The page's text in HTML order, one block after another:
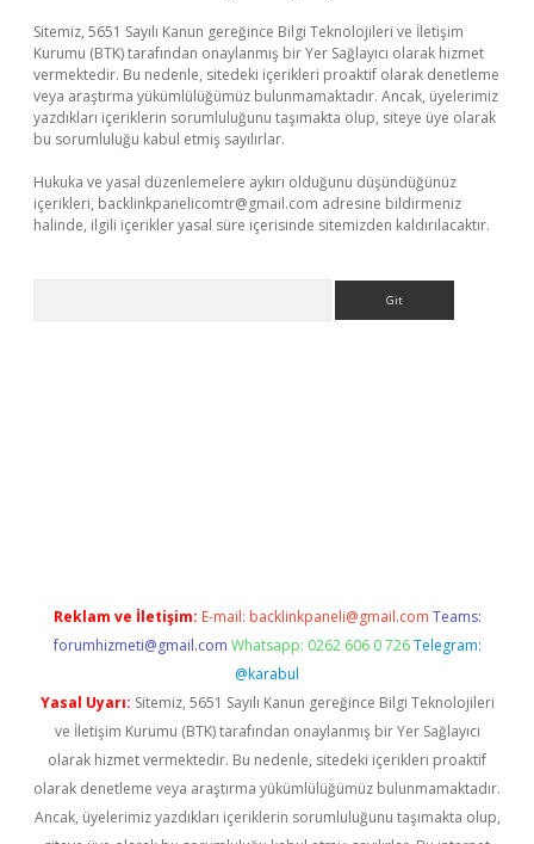
Sitemiz, 5651 Sayılı Kanun gereğince Bilgi Teknolojileri ve İletişim
Kurumu (BTK) tarafından onaylanmış bir Yer Sağlayıcı olarak hizmet
vermektedir. Bu nedenle, sitedeki içerikleri proaktif olarak denetleme
veya araştırma yükümlülüğümüz bulunmamaktadır. Ancak, üyelerimiz
yazdıkları içeriklerin sorumluluğunu taşımakta olup, siteye üye olarak
bu sorumluluğu kabul etmiş sayılırlar.
Hukuka ve yasal düzenlemelere aykırı olduğunu düşündüğünüz
içerikleri, backlinkpanelicomtr@gmail.com adresine bildirmeniz
halinde, ilgili içerikler yasal süre içerisinde sitemizden kaldırılacaktır.
Reklam ve İletişim: E-mail: backlinkpaneli@gmail.com Teams:
forumhizmeti@gmail.com Whatsapp: 0262 606 0 726 Telegram:
@karabul
Yasal Uyarı: Sitemiz, 5651 Sayılı Kanun gereğince Bilgi Teknolojileri
ve İletişim Kurumu (BTK) tarafından onaylanmış bir Yer Sağlayıcı
olarak hizmet vermektedir. Bu nedenle, sitedeki içerikleri proaktif
olarak denetleme veya araştırma yükümlülüğümüz bulunmamaktadır.
Ancak, üyelerimiz yazdıkları içeriklerin sorumluluğunu taşımakta olup,